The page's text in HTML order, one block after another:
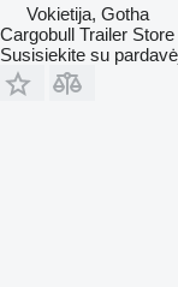
Vokietija, Gotha
Cargobull Trailer
Susisiekite su